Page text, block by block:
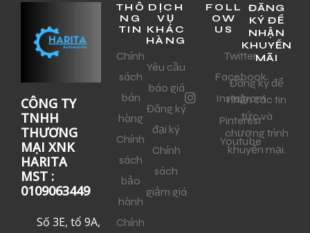
CÔNG TY
TNHH
THƯƠNG
MẠI XNK
HARITA
MST :
0109063449
Số 3E, tổ 9A,
THÔ
NG
TIN
Chính
sách
bán
hàng
Chính
sách
bảo
hành
Chính
DỊCH
VỤ
KHÁC
HÀNG
Yêu cầu
báo giá
Đăng ký
đại ký
Chính
sách
giảm giá
FOLL
OW
US
Twitter
Facebook
Instagram
Pinterest
Youtube
ĐĂNG
KÝ ĐỂ
NHẬN
KHUYẾN
MÃI
Đăng ký để
nhận các tin
tức và
chương trình
khuyến mại.